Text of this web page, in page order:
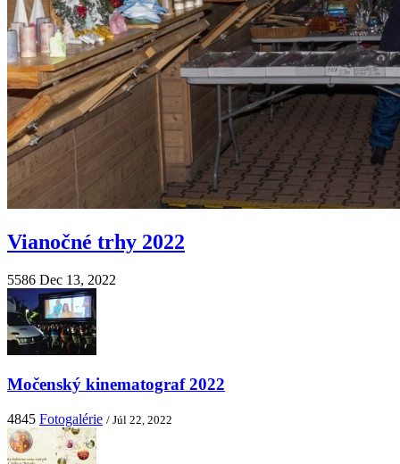
Vianočné trhy 2022
5586 Dec 13, 2022
Močenský kinematograf 2022
4845 Fotogalérie / Júl 22, 2022